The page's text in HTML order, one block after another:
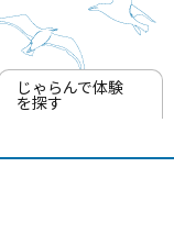
じゃらんで体験
を探す